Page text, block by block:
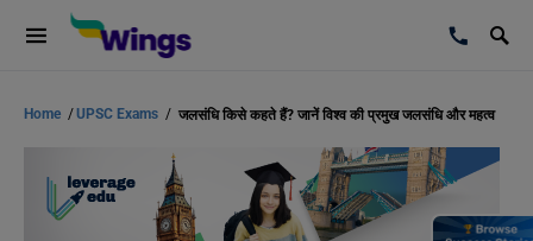
Home /UPSC Exams / जलसंधि किसे कहते हैं? जानें विश्व की प्रमुख जलसंधि और महत्व